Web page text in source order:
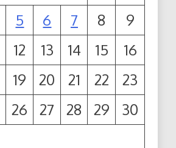
5 6 7 8
9
12 13 14 15
16
19 20 21 22
23
26 27 28 29
30